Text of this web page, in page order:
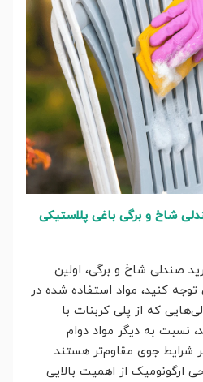
شاخ و برگی باغی پلاستیکی
صندلی شاخ و برگی، اولین
کنید، مواد استفاده شده در
که از پلی کربنات با
نسبت به دیگر مواد دوام
شرایط جوی مقاوم‌تر هستند.
ارگونومیک از اهمیت بالایی